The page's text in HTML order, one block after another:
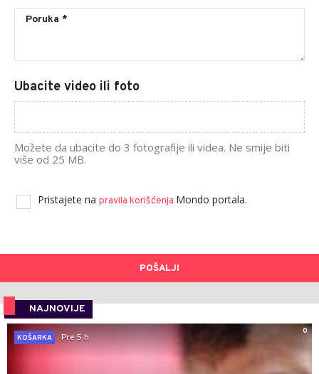
Ubacite video ili foto
Možete da ubacite do 3 fotografije ili videa. Ne smije biti
više od 25 MB.
Pristajete na pravila korišćenja Mondo portala.
POŠALJI
NAJNOVIJE
0
KOŠARKA
Pre 5 h